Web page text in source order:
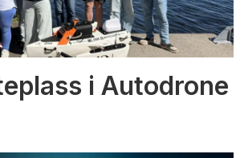
i Autodrone